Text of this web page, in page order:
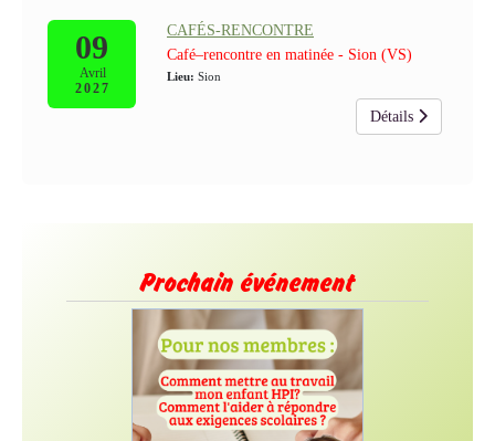
09
Avril
2027
CAFÉS-RENCONTRE
Café–rencontre en matinée - Sion (VS)
Lieu: Sion
Détails
Prochain événement